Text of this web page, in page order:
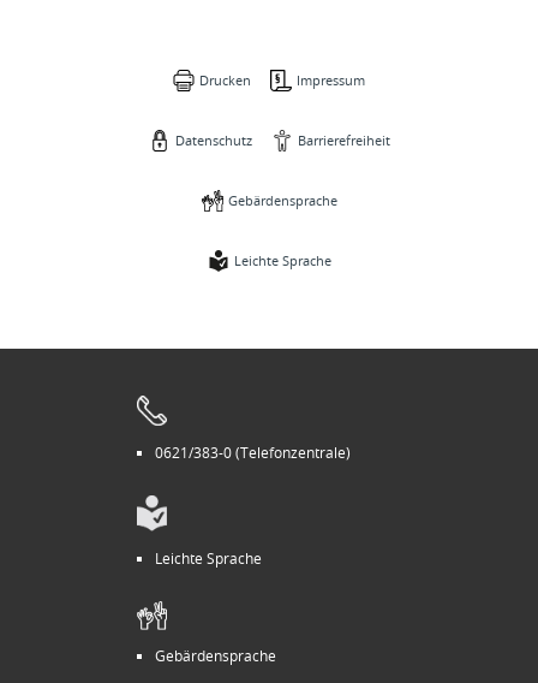
Drucken Impressum
Datenschutz Barrierefreiheit
Gebärdensprache
Leichte Sprache
0621/383-0 (Telefonzentrale)
Leichte Sprache
Gebärdensprache